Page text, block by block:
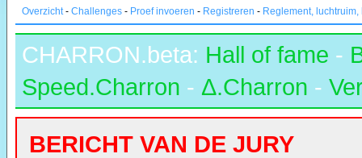
Overzicht- Challenges - Proef invoeren - Registreren - Reglement,
CHARRON.beta: Hall of fame -
Speed.Charron - Δ.Charron -
BERICHT VAN DE JURY